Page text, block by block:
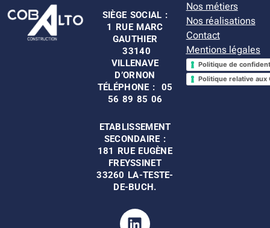
SIÈGE SOCIAL :
1 RUE MARC
GAUTHIER
33140
VILLENAVE
D’ORNON
TÉLÉPHONE : 05
56 89 85 06
ETABLISSEMENT
SECONDAIRE :
181 RUE EUGÈNE
FREYSSINET
33260 LA-TESTE-
DE-BUCH.
Linkedin
Nos métiers
Nos réalisations
Contact
Mentions légales
Politique de
Politique relative aux